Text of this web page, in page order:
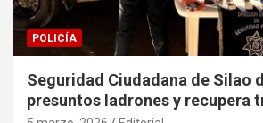
POLICÍA
Seguridad Ciudadana de Silao
presuntos ladrones y recupera